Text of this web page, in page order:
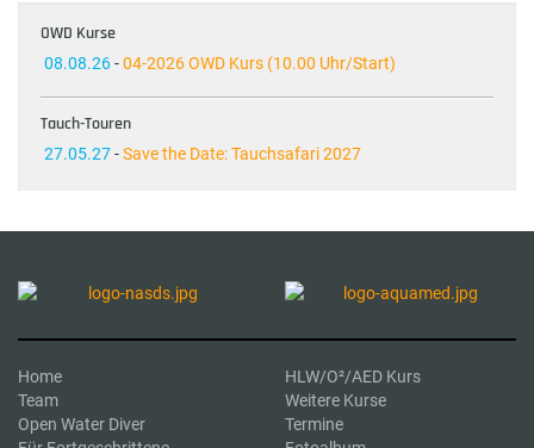
OWD Kurse
08.08.26-04-2026 OWD Kurs (10.00 Uhr/Start)
Tauch-Touren
27.05.27-Save the Date: Tauchsafari 2027
Home
Team
Open Water Diver
HLW/O²/AED Kurs
Weitere Kurse
Termine